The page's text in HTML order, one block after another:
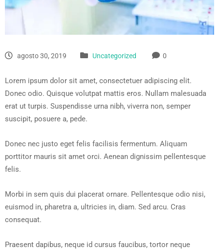
agosto 30, 2019 Uncategorized 0
Lorem ipsum dolor sit amet, consectetuer adipiscing elit.
Donec odio. Quisque volutpat mattis eros. Nullam malesuada
erat ut turpis. Suspendisse urna nibh, viverra non, semper
suscipit, posuere a, pede.
Donec nec justo eget felis facilisis fermentum. Aliquam
porttitor mauris sit amet orci. Aenean dignissim pellentesque
felis.
Morbi in sem quis dui placerat ornare. Pellentesque odio nisi,
euismod in, pharetra a, ultricies in, diam. Sed arcu. Cras
consequat.
Praesent dapibus, neque id cursus faucibus, tortor neque